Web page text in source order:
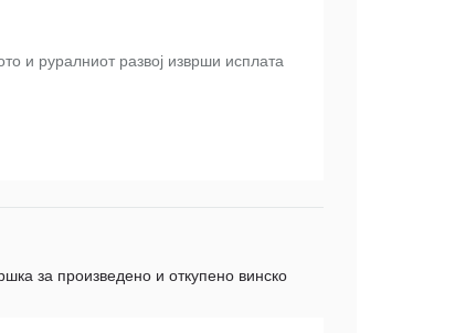
и руралниот развој изврши исплата